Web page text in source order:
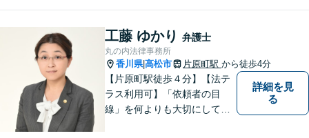
工藤 ゆかり 弁護士
丸の内法律事務所
香川県|高松市 片原町駅 から徒歩4分
【片原町駅徒歩４分】【法テ
ラス利用可】「依頼者の目
線」を何よりも大切にしてい
詳細を見
る